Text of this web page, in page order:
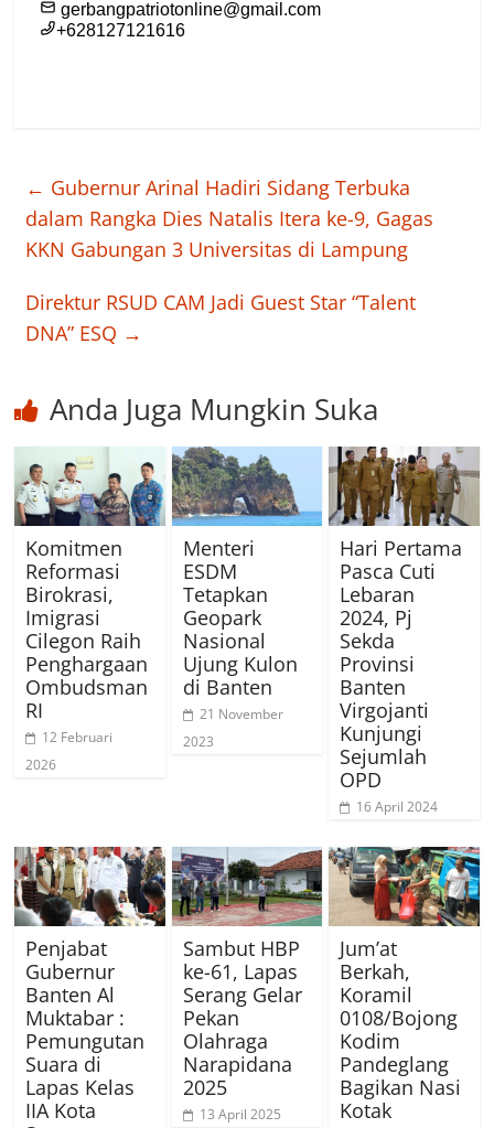
← Gubernur Arinal Hadiri Sidang Terbuka
dalam Rangka Dies Natalis Itera ke-9, Gagas
KKN Gabungan 3 Universitas di Lampung
Direktur RSUD CAM Jadi Guest Star “Talent
DNA” ESQ →
Anda Juga Mungkin Suka
Komitmen
Reformasi
Birokrasi,
Imigrasi
Cilegon Raih
Penghargaan
Ombudsman
RI
12 Februari
2026
Menteri
ESDM
Tetapkan
Geopark
Nasional
Ujung Kulon
di Banten
21 November
2023
Hari Pertama
Pasca Cuti
Lebaran
2024, Pj
Sekda
Provinsi
Banten
Virgojanti
Kunjungi
Sejumlah
OPD
16 April 2024
Penjabat
Gubernur
Banten Al
Muktabar :
Pemungutan
Suara di
Lapas Kelas
IIA Kota
Sambut HBP
ke-61, Lapas
Serang Gelar
Pekan
Olahraga
Narapidana
2025
13 April 2025
Jum’at
Berkah,
Koramil
0108/Bojong
Kodim
Pandeglang
Bagikan Nasi
Kotak